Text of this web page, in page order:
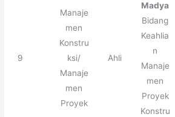
9
Manaje
men
Konstru
ksi/
Manaje
men
Proyek
Ahli
Madya
Bidang
Keahlia
n
Manaje
men
Proyek
Konstru